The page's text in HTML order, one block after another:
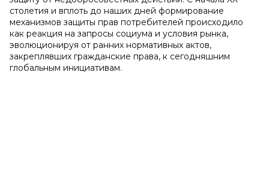
столетия и вплоть до наших дней формирование
механизмов защиты прав потребителей происходило
как реакция на запросы социума и условия рынка,
эволюционируя от ранних нормативных актов,
закреплявших гражданские права, к сегодняшним
глобальным инициативам.